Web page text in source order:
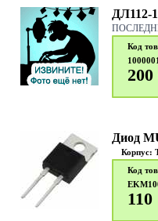
ДЛ112-
Код
200
Диод
Корпус:
Код
110